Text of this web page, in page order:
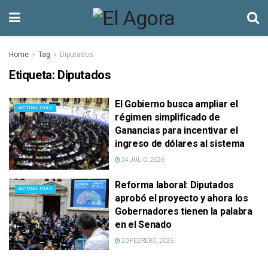
Home Tag Diputados
Etiqueta: Diputados
ACTUALIDAD
El Gobierno busca ampliar el
régimen simplificado de
Ganancias para incentivar el
ingreso de dólares al sistema
24 JULIO, 2026
ACTUALIDAD
Reforma laboral: Diputados
aprobó el proyecto y ahora los
Gobernadores tienen la palabra
en el Senado
20 FEBRERO, 2026